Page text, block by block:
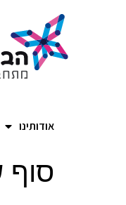
אודותינו
סוף